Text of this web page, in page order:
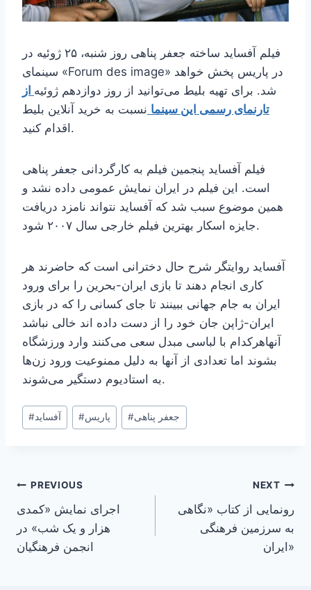
فیلم آفساید ساخته جعفر پناهی روز شنبه، ۲۵ ژوئیه در
سینمای «Forum des image» در پاریس پخش خواهد
شد. برای تهیه بلیط می‌توانید از روز دوازدهم ژوئیه از
تارنمای رسمی این سینما نسبت به خرید آنلاین بلیط
اقدام کنید.
فیلم آفساید پنجمین فیلم به کارگردانی جعفر پناهی
است. این فیلم در ایران نمایش عمومی داده نشد و
همین موضوع سبب شد که آفساید نتواند نامزد دریافت
جایزه اسکار بهترین فیلم خارجی سال ۲۰۰۷ شود.
آفساید روایتگر شرح حال دخترانی است که حاضرند هر
کاری انجام دهند تا بازی ایران-بحرین را برای ورود
ایران به جام جهانی ببینند تا جای کسانی را که در بازی
ایران-ژاپن جان خود را از دست داده اند خالی نباشد
آنهاهرکدام با لباسی مبدل سعی می‌کنند وارد ورزشگاه
بشوند اما تعدادی از آنها به دلیل ممنوعیت ورود زن‌ها
به استادیوم دستگیر می‌شوند.
Post
Tags:
#آفساید #پاریس #جعفر پناهی
Post
navigation
PREVIOUS
اجرای نمایش «کمدی
هزار و یک شب» در
انجمن فرهنگیان
NEXT
رونمایی از کتاب «نگاهی
به سرزمین فرهنگی
ایران»